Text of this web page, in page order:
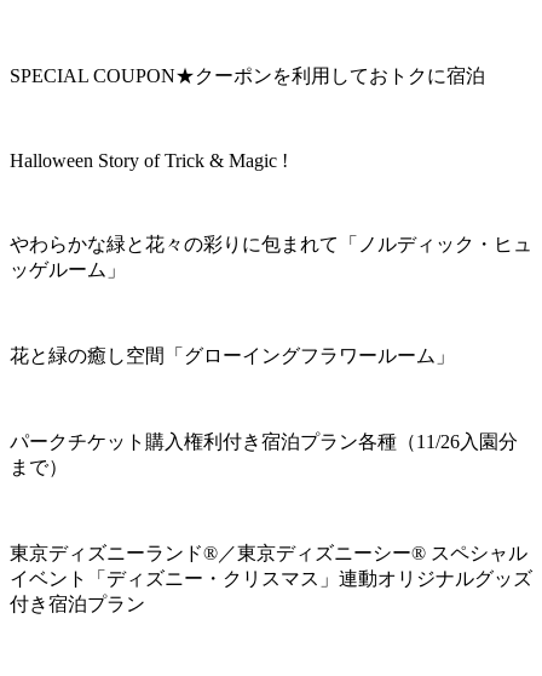
SPECIAL COUPON★クーポンを利用しておトクに宿泊
Halloween Story of Trick & Magic !
やわらかな緑と花々の彩りに包まれて「ノルディック・ヒュ
ッゲルーム」
花と緑の癒し空間「グローイングフラワールーム」
パークチケット購入権利付き宿泊プラン各種（11/26入園分
まで）
東京ディズニーランド®／東京ディズニーシー® スペシャル
イベント「ディズニー・クリスマス」連動オリジナルグッズ
付き宿泊プラン